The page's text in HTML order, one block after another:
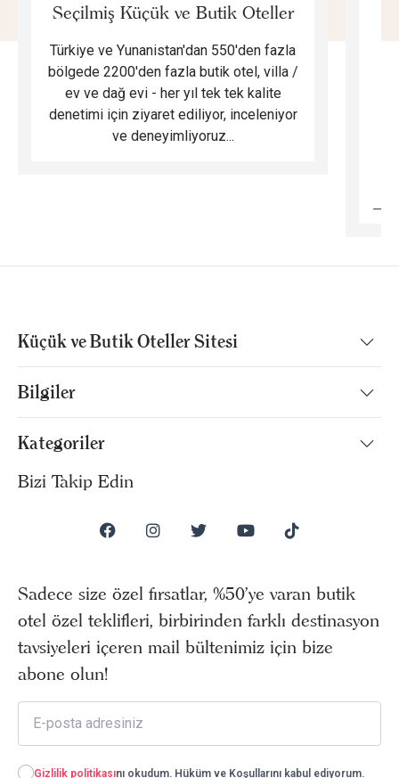
Seçilmiş Küçük ve Butik Oteller
Türkiye ve Yunanistan'dan 550'den fazla
bölgede 2200'den fazla butik otel, villa /
ev ve dağ evi - her yıl tek tek kalite
denetimi için ziyaret ediliyor, inceleniyor
ve deneyimliyoruz...
Küçük ve Butik Oteller Sitesi
Bilgiler
Kategoriler
Bizi Takip Edin
Sadece size özel fırsatlar, %50’ye varan butik
otel özel teklifleri, birbirinden farklı destinasyon
tavsiyeleri içeren mail bültenimiz için bize
abone olun!
Gizlilik politikasını okudum. Hüküm ve Koşullarını kabul ediyorum.